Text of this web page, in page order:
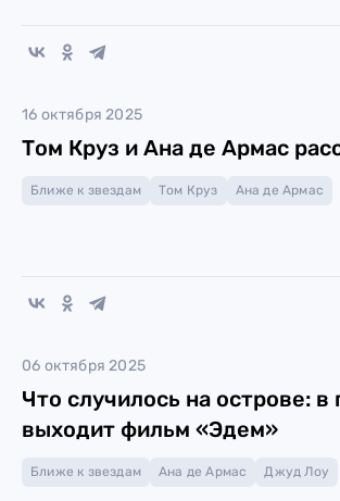
16 октября 2025
Том Круз и Ана де Армас
Ближе к звездам Том Круз Ана де Армас
06 октября 2025
Что случилось на острове: в
выходит фильм «Эдем»
Ближе к звездам Ана де Армас Джуд Лоу